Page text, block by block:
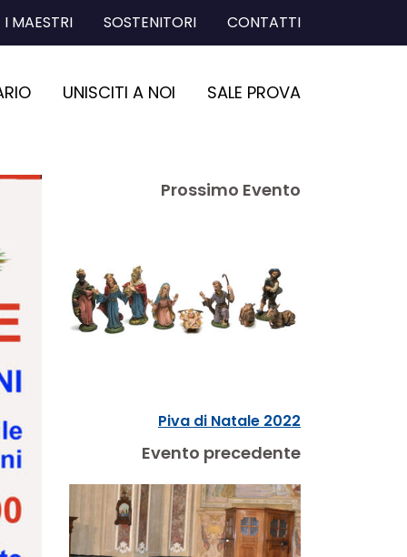
I MAESTRI SOSTENITORI CONTATTI
UNISCITI A NOI SALE PROVA
Prossimo Evento
Piva di Natale 2022
Evento precedente